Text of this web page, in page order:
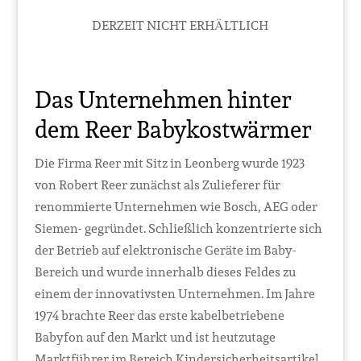
DERZEIT NICHT ERHÄLTLICH
Das Unternehmen hinter
dem Reer Babykostwärmer
Die Firma Reer mit Sitz in Leonberg wurde 1923
von Robert Reer zunächst als Zulieferer für
renommierte Unternehmen wie Bosch, AEG oder
Siemen- gegründet. Schließlich konzentrierte sich
der Betrieb auf elektronische Geräte im Baby-
Bereich und wurde innerhalb dieses Feldes zu
einem der innovativsten Unternehmen. Im Jahre
1974 brachte Reer das erste kabelbetriebene
Babyfon auf den Markt und ist heutzutage